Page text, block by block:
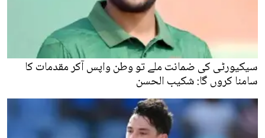
سیکیورٹی کی ضمانت ملے تو وطن واپس آکر مقدمات کا
سامنا کروں گا: شکیب الحسن